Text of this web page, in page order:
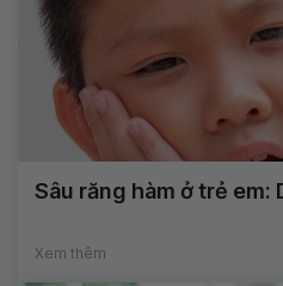
Sâu răng hàm ở trẻ em:
Xem thêm